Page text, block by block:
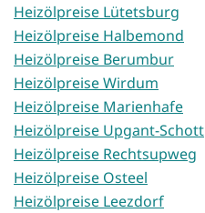
Heizölpreise Lütetsburg
Heizölpreise Halbemond
Heizölpreise Berumbur
Heizölpreise Wirdum
Heizölpreise Marienhafe
Heizölpreise Upgant-Schott
Heizölpreise Rechtsupweg
Heizölpreise Osteel
Heizölpreise Leezdorf